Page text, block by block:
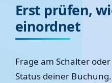
Erst prüfen,
einordnet
Frage am Schalter
Status deiner